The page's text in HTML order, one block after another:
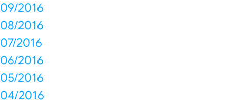
09/2016
08/2016
07/2016
06/2016
05/2016
04/2016